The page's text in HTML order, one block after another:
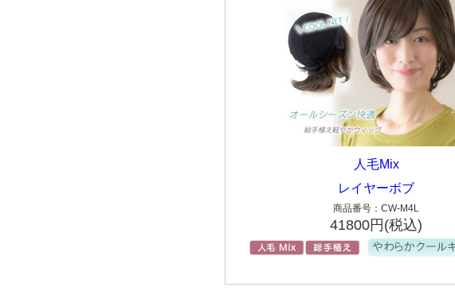
人毛Mix
レイヤーボブ
商品番号：CW-M4L
41800円(税込)